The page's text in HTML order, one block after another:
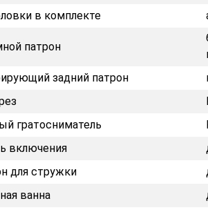
в комплекте
патрон
задний патрон
гратосниматель
включения
для стружки
ванна